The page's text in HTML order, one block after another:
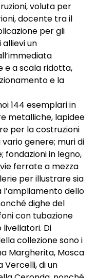
voluta per
docente tra il
per gli
un
e a scala ridotta,
e la
144 esemplari in
metalliche, lapidee
per la costruzioni
genere; muri di
in legno,
ferrate a mezza
per illustrare sia
dello
dighe del
con tubazione
Di
collezione sono i
Margherita, Mosca
Vercelli, di un